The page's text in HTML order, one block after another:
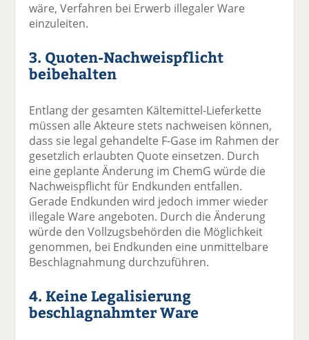
wäre, Verfahren bei Erwerb illegaler Ware
einzuleiten.
3. Quoten-Nachweispflicht
beibehalten
Entlang der gesamten Kältemittel-Lieferkette
müssen alle Akteure stets nachweisen können,
dass sie legal gehandelte F-Gase im Rahmen der
gesetzlich erlaubten Quote einsetzen. Durch
eine geplante Änderung im ChemG würde die
Nachweispflicht für Endkunden entfallen.
Gerade Endkunden wird jedoch immer wieder
illegale Ware angeboten. Durch die Änderung
würde den Vollzugsbehörden die Möglichkeit
genommen, bei Endkunden eine unmittelbare
Beschlagnahmung durchzuführen.
4. Keine Legalisierung
beschlagnahmter Ware